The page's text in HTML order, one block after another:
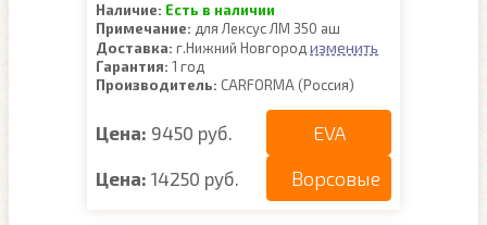
Наличие: Есть в наличии
Примечание: для Лексус ЛМ 350 аш
Доставка: г.Нижний Новгород изменить
Гарантия: 1 год
Производитель: CARFORMA (Россия)
Цена: 9450 руб. EVA
Цена: 14250 руб. Ворсовые